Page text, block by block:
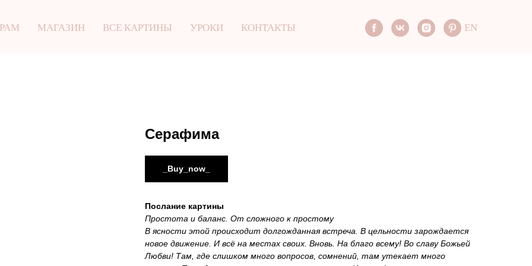
МАГАЗИН ВСЕ КАРТИНЫ УРОКИ КОНТАКТЫ EN
Серафима
_Buy_now_
Послание картины
Простота и баланс. От сложного к простому
В ясности этой происходит долгожданная встреча. В цельности зарождается
новое движение. И всё на местах своих. Вновь. На благо всему! Во славу Божьей
Любви! Там, где слишком много вопросов, сомнений, там утекает много